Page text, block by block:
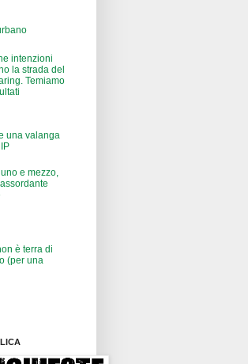
intenzioni
la strada del
Temiamo
una valanga
e mezzo,
è terra di
(per una